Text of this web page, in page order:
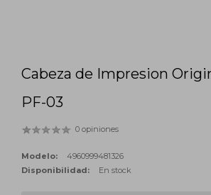
Cabeza de Impresion
PF-03
0 opiniones
Modelo:
4960999481326
Disponibilidad:
En stock